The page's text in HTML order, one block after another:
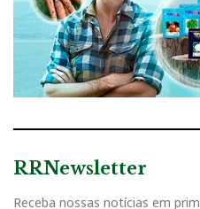
RRNewsletter
Receba nossas notícias em